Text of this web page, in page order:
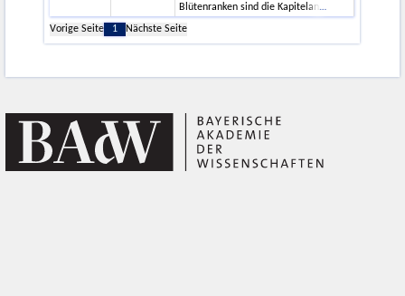
Blütenranken sind die Kapitelan
Vorige Seite
1 Nächste Seite